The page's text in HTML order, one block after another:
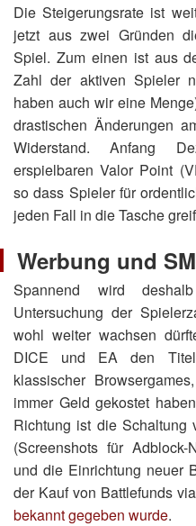
Die Steigerungsrate ist
jetzt aus zwei Gründen
Spiel. Zum einen ist aus
Zahl der aktiven Spieler
haben auch wir eine
drastischen Änderungen
Widerstand. Anfang
erspielbaren Valor Point
so dass Spieler für
jeden Fall in die Tasche
Werbung und
Spannend wird
Untersuchung der
wohl weiter wachsen
DICE und EA den
klassischer
immer Geld gekostet
Richtung ist die Schaltung
(Screenshots für
und die Einrichtung neuer
der Kauf von Battlefunds
bekannt gegeben wurde.